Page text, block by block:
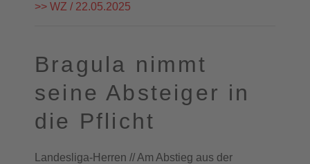
>> WZ / 22.05.2025
Bragula nimmt
seine Absteiger in
die Pflicht
Landesliga-Herren // Am Abstieg aus der